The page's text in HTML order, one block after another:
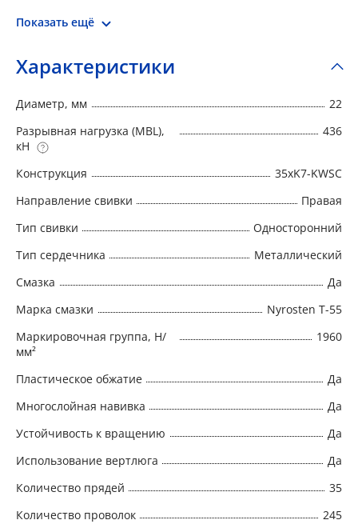
усилий. 16 внешних и 19 внутренних прядей
сбалансированность крутящего момента и
на большие высоты. Канат Python Compac 35
демонстрирует превосходную
износоустойчивость на башенных
полноповоротных, мобильных, гусеничных
платформенных шельфовых кранах Python
Compac 35 рекомендуется использовать в
качестве: • Подъемного каната на кранах с
гусеничных кранах • Каната основного
подъема контейнерных, портовых, палубных,
портовых пьедестальных кранов и для
погрузочных кранов/шлюп-балок
Показать ещё
Характеристики
Диаметр, мм
22
Разрывная нагрузка (MBL),
кН
436
Конструкция
35xK7-KWSC
Направление свивки
Правая
Тип свивки
Односторонний
Тип сердечника
Металлический
Смазка
Да
Марка смазки
Nyrosten T-55
Маркировочная группа, Н/
мм²
1960
Пластическое обжатие
Да
Многослойная навивка
Да
Устойчивость к вращению
Да
Использование вертлюга
Да
Количество прядей
35
Количество проволок
245